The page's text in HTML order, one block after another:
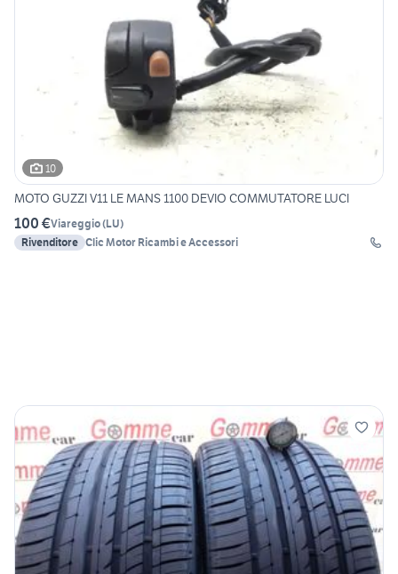
10
MOTO GUZZI V11 LE MANS 1100 DEVIO COMMUTATORE LUCI
100 €Viareggio(LU)
Rivenditore Clic Motor Ricambi e Accessori